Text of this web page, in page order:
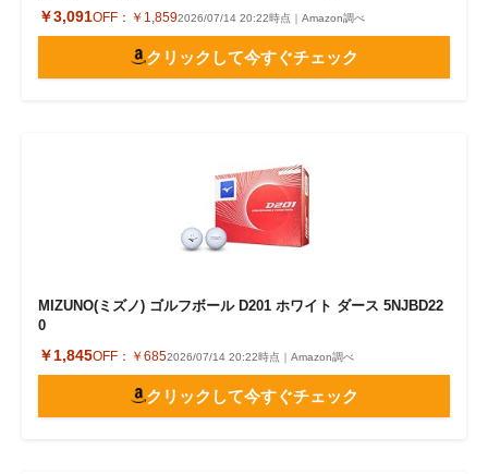
￥3,091OFF： ￥1,8592026/07/14 20:22時点｜Amazon調べ
クリックして今すぐチェック
MIZUNO(ミズノ) ゴルフボール D201 ホワイト ダース 5NJBD22
0
￥1,845OFF： ￥6852026/07/14 20:22時点｜Amazon調べ
クリックして今すぐチェック